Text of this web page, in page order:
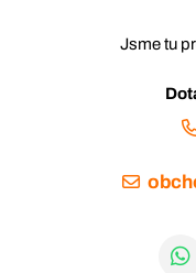
Jsme tu